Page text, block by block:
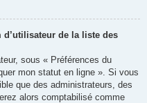
de la liste des
sous « Préférences du
mon statut en ligne ». Si vous
que des administrateurs, des
alors comptabilisé comme